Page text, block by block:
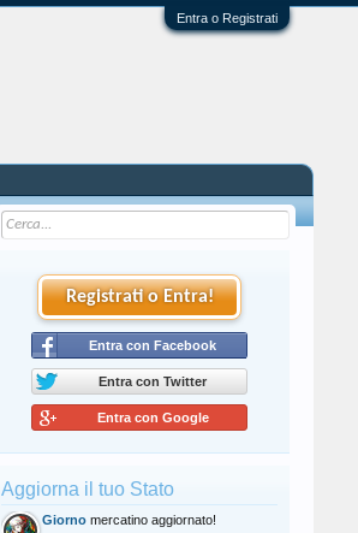
Entra o Registrati
Registrati o Entra!
Entra con Facebook
Entra con Twitter
Entra con Google
Aggiorna il tuo Stato
Giorno mercatino aggiornato!